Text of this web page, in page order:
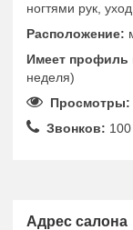
ногтями рук,
Расположение:
Имеет профиль
неделя)
Просмотры:
Звонков: 100
Адрес салона